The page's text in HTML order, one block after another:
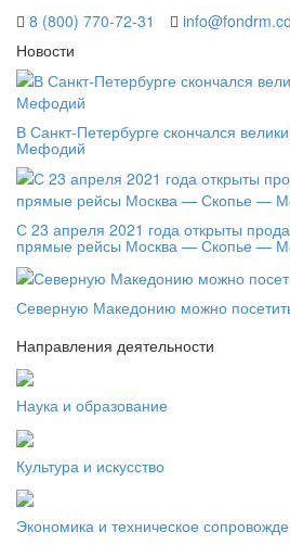
8 (800) 770-72-31
Новости
В Санкт-Петербурге скончался
Мефодий
С 23 апреля 2021 года открыты
прямые рейсы Москва — Скопье —
Северную Македонию можно
Направления деятельности
Наука и образование
Культура и искусство
Экономика и техническое